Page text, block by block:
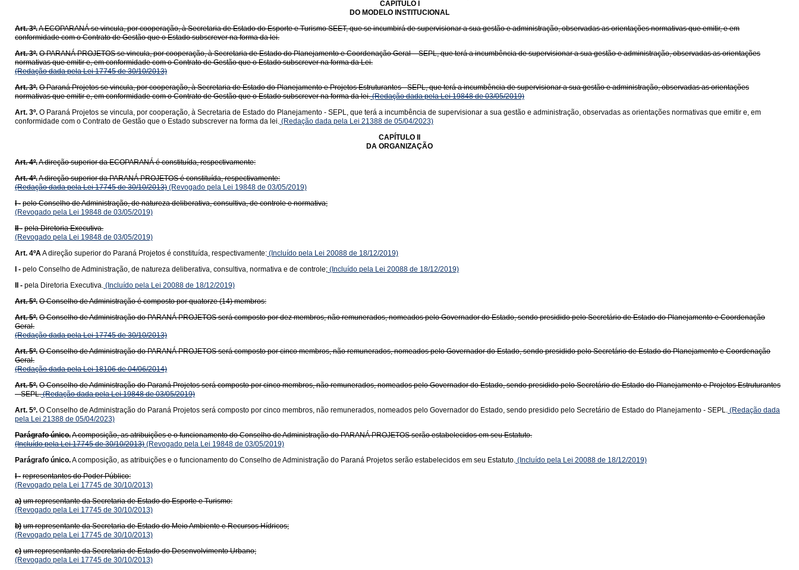
CAPÍTULO I
DO MODELO INSTITUCIONAL
Art. 3º.A ECOPARANÁ se vincula, por cooperação, à Secretaria de Estado do Esporte e Turismo SEET, que se incumbirá de supervisionar a sua gestão e administração, observadas as orientações normativas que emitir, e em
conformidade com o Contrato de Gestão que o Estado subscrever na forma da lei.
Art. 3º. O PARANÁ PROJETOS se vincula, por cooperação, à Secretaria de Estado do Planejamento e Coordenação Geral – SEPL, que terá a incumbência de supervisionar a sua gestão e administração, observadas as orientações
normativas que emitir e, em conformidade com o Contrato de Gestão que o Estado subscrever na forma da Lei.
(Redação dada pela Lei 17745 de 30/10/2013)
Art. 3º. O Paraná Projetos se vincula, por cooperação, à Secretaria de Estado do Planejamento e Projetos Estruturantes - SEPL, que terá a incumbência de supervisionar a sua gestão e administração, observadas as orientações
normativas que emitir e, em conformidade com o Contrato de Gestão que o Estado subscrever na forma da lei.(Redação dada pela Lei 19848 de 03/05/2019)
Art. 3º. O Paraná Projetos se vincula, por cooperação, à Secretaria de Estado do Planejamento - SEPL, que terá a incumbência de supervisionar a sua gestão e administração, observadas as orientações normativas que emitir e, em
conformidade com o Contrato de Gestão que o Estado subscrever na forma da lei. (Redação dada pela Lei 21388 de 05/04/2023)
CAPÍTULO II
DA ORGANIZAÇÃO
Art. 4º.A direção superior da ECOPARANÁ é constituída, respectivamente:
Art. 4º.A direção superior da PARANÁ PROJETOS é constituída, respectivamente:
(Redação dada pela Lei 17745 de 30/10/2013) (Revogado pela Lei 19848 de 03/05/2019)
I - pelo Conselho de Administração, de natureza deliberativa, consultiva, de controle e normativa;
(Revogado pela Lei 19848 de 03/05/2019)
II - pela Diretoria Executiva.
(Revogado pela Lei 19848 de 03/05/2019)
Art. 4ºAA direção superior do Paraná Projetos é constituída, respectivamente: (Incluído pela Lei 20088 de 18/12/2019)
I - pelo Conselho de Administração, de natureza deliberativa, consultiva, normativa e de controle; (Incluído pela Lei 20088 de 18/12/2019)
II - pela Diretoria Executiva. (Incluído pela Lei 20088 de 18/12/2019)
Art. 5º. O Conselho de Administração é composto por quatorze (14) membros:
Art. 5º. O Conselho de Administração do PARANÁ PROJETOS será composto por dez membros, não remunerados, nomeados pelo Governador do Estado, sendo presidido pelo Secretário de Estado do Planejamento e Coordenação
Geral.
(Redação dada pela Lei 17745 de 30/10/2013)
Art. 5º. O Conselho de Administração do PARANÁ PROJETOS será composto por cinco membros, não remunerados, nomeados pelo Governador do Estado, sendo presidido pelo Secretário de Estado do Planejamento e Coordenação
Geral.
(Redação dada pela Lei 18106 de 04/06/2014)
Art. 5º. O Conselho de Administração do Paraná Projetos será composto por cinco membros, não remunerados, nomeados pelo Governador do Estado, sendo presidido pelo Secretário de Estado do Planejamento e Projetos Estruturantes
– SEPL.(Redação dada pela Lei 19848 de 03/05/2019)
Art. 5º. O Conselho de Administração do Paraná Projetos será composto por cinco membros, não remunerados, nomeados pelo Governador do Estado, sendo presidido pelo Secretário de Estado do Planejamento - SEPL. (Redação dada
pela Lei 21388 de 05/04/2023)
Parágrafo único.A composição, as atribuições e o funcionamento do Conselho de Administração do PARANÁ PROJETOS serão estabelecidos em seu Estatuto.
(Incluído pela Lei 17745 de 30/10/2013) (Revogado pela Lei 19848 de 03/05/2019)
Parágrafo único.A composição, as atribuições e o funcionamento do Conselho de Administração do Paraná Projetos serão estabelecidos em seu Estatuto. (Incluído pela Lei 20088 de 18/12/2019)
I - representantes do Poder Público:
(Revogado pela Lei 17745 de 30/10/2013)
a) um representante da Secretaria de Estado do Esporte e Turismo:
(Revogado pela Lei 17745 de 30/10/2013)
b) um representante da Secretaria de Estado do Meio Ambiente e Recursos Hídricos;
(Revogado pela Lei 17745 de 30/10/2013)
c) um representante da Secretaria de Estado do Desenvolvimento Urbano;
(Revogado pela Lei 17745 de 30/10/2013)